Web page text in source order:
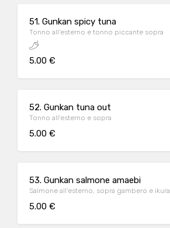
51. Gunkan spicy tuna
Tonno all'esterno e tonno piccante sopra
5.00 €
52. Gunkan tuna out
Tonno all'esterno e sopra
5.00 €
53. Gunkan salmone amaebi
Salmone all'esterno, sopra gambero e ikura
5.00 €